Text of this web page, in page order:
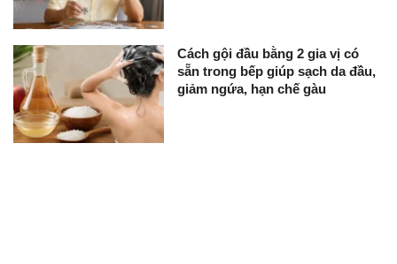
Cách gội đầu bằng 2 gia vị có
sẵn trong bếp giúp sạch da đầu,
giảm ngứa, hạn chế gàu